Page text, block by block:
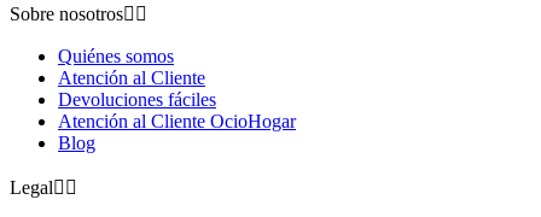
Sobre nosotros 
Quiénes somos
Atención al Cliente
Devoluciones fáciles
Atención al Cliente OcioHogar
Blog
Legal 